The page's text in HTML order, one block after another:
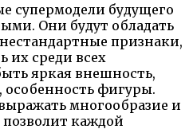
супермодели будущего
Они будут обладать
признаки,
их среди всех
яркая внешность,
особенность фигуры.
многообразие и
каждой